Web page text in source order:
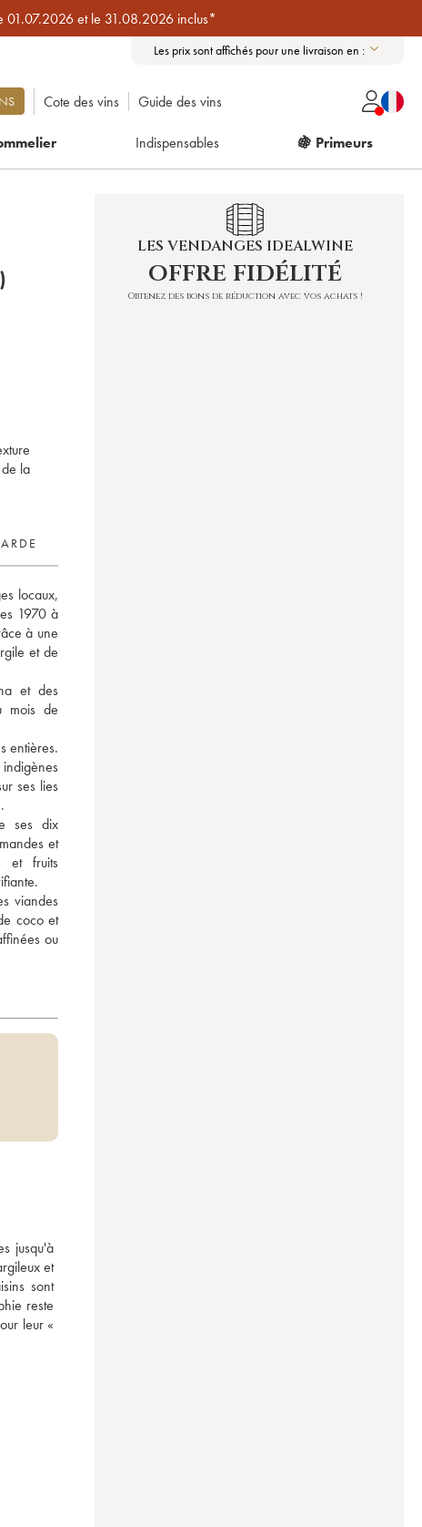
01.07.2026 et le 31.08.2026 inclus*
Les prix sont affichés pour une livraison en :
Cote des vins Guide des vins
Indispensables 🍇 Primeurs
la
locaux,
1970 à
à une
et de
et des
mois de
entières.
ses lies
ses dix
et
et fruits
viandes
coco et
ou
jusqu'à
et
sont
reste
leur «
LES VENDANGES IDEALWINE
offre fidélité
Obtenez des bons de réduction avec vos achats !